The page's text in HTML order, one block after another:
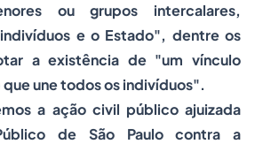
ou grupos intercalares,
e o Estado", dentre os
a existência de "um vínculo
une todos os indivíduos".
a ação civil público ajuizada
de São Paulo contra a